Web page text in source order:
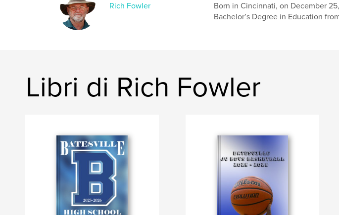
Rich Fowler
Born in Cincinnati, on December
Bachelor’s Degree in Education
Libri di Rich Fowler